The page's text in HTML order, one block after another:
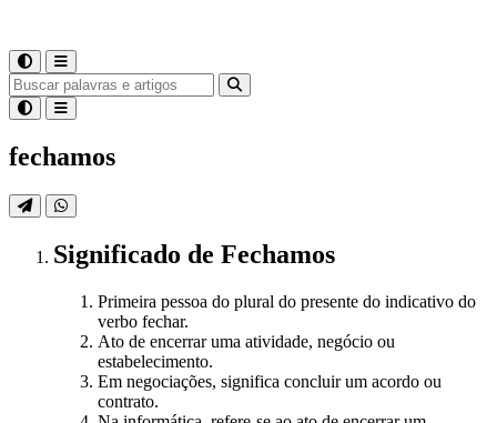
fechamos
Significado de Fechamos
Primeira pessoa do plural do presente do indicativo do
verbo fechar.
Ato de encerrar uma atividade, negócio ou
estabelecimento.
Em negociações, significa concluir um acordo ou
contrato.